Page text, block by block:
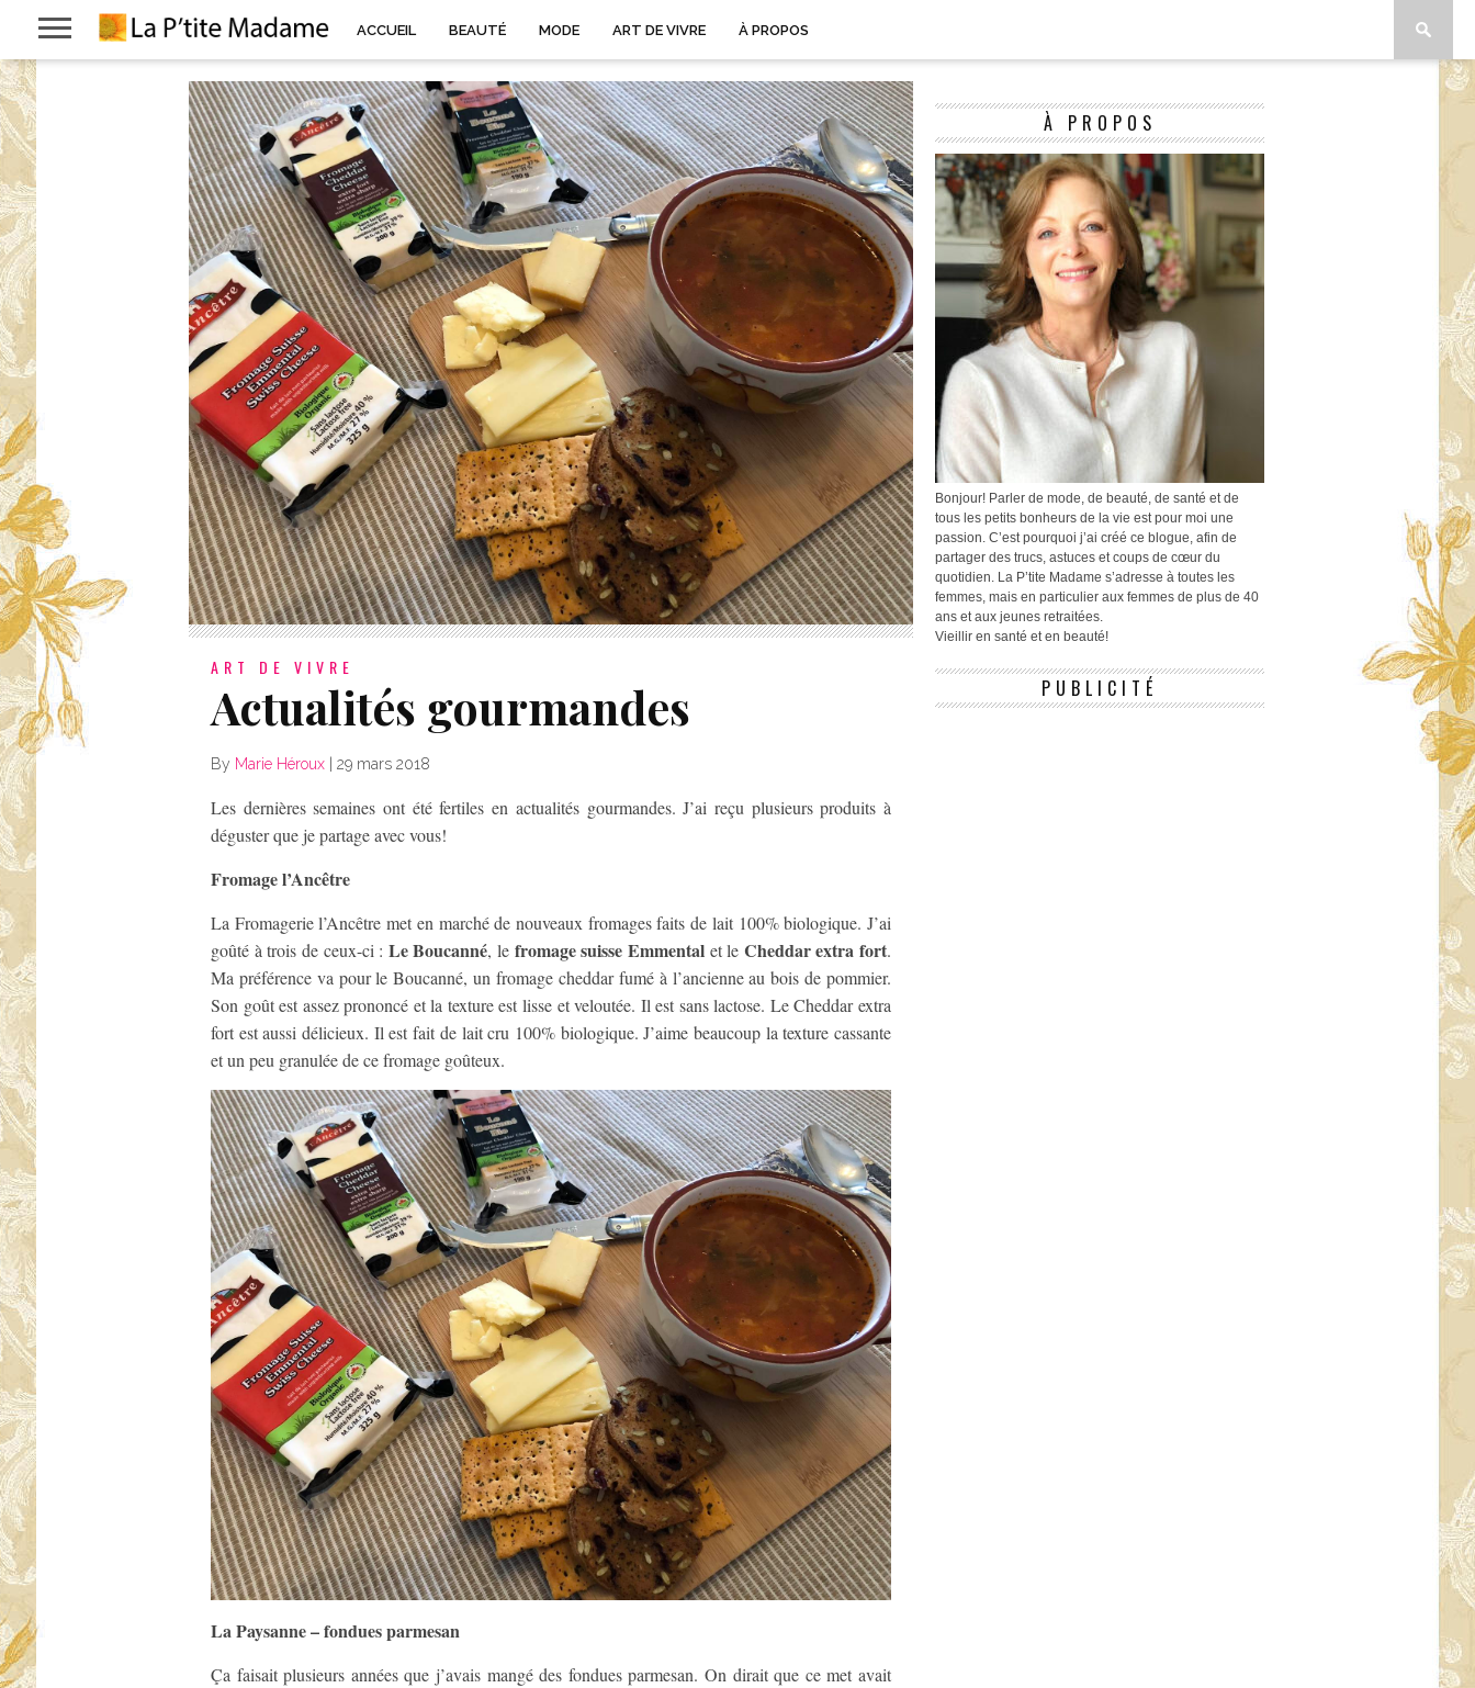
ACCUEIL BEAUTÉ MODE ART DE VIVRE À PROPOS
ART DE VIVRE
Actualités gourmandes
By Marie Héroux 29 mars 2018
Les dernières semaines ont été fertiles en actualités gourmandes. J’ai reçu plusieurs produits à
déguster que je partage avec vous!
Fromage l’Ancêtre
La Fromagerie l’Ancêtre met en marché de nouveaux fromages faits de lait 100% biologique. J’ai
goûté à trois de ceux-ci : Le Boucanné, le fromage suisse Emmentalet le Cheddar extra fort.
Ma préférence va pour le Boucanné, un fromage cheddar fumé à l’ancienne au bois de pommier.
Son goût est assez prononcé et la texture est lisse et veloutée. Il est sans lactose. Le Cheddar extra
fort est aussi délicieux. Il est fait de lait cru 100% biologique. J’aime beaucoup la texture cassante
et un peu granulée de ce fromage goûteux.
La Paysanne – fondues parmesan
Ça faisait plusieurs années que j’avais mangé des fondues parmesan. On dirait que ce met avait
À PROPOS
Bonjour! Parler de mode, de beauté, de santé et de
tous les petits bonheurs de la vie est pour moi une
passion. C’est pourquoi j’ai créé ce blogue, afin de
partager des trucs, astuces et coups de cœur du
quotidien. La P’tite Madame s’adresse à toutes les
femmes, mais en particulier aux femmes de plus de 40
ans et aux jeunes retraitées.
Vieillir en santé et en beauté!
PUBLICITÉ